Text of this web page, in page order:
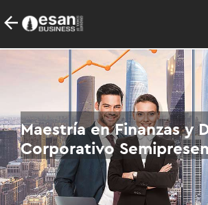
Maestría en Finanzas y
Corporativo